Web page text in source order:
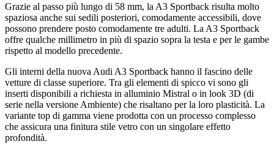
Grazie al passo più lungo di 58 mm, la A3 Sportback risulta molto
spaziosa anche sui sedili posteriori, comodamente accessibili, dove
possono prendere posto comodamente tre adulti. La A3 Sportback
offre qualche millimetro in più di spazio sopra la testa e per le gambe
rispetto al modello precedente.
Gli interni della nuova Audi A3 Sportback hanno il fascino delle
vetture di classe superiore. Tra gli elementi di spicco vi sono gli
inserti disponibili a richiesta in alluminio Mistral o in look 3D (di
serie nella versione Ambiente) che risaltano per la loro plasticità. La
variante top di gamma viene prodotta con un processo complesso
che assicura una finitura stile vetro con un singolare effetto
profondità.